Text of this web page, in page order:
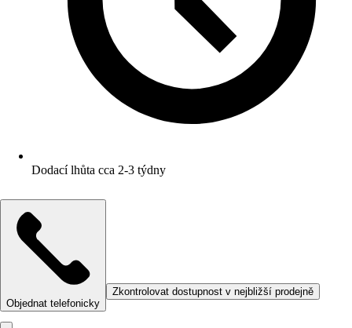
Dodací lhůta cca 2-3 týdny
Objednat telefonicky
Zkontrolovat dostupnost v nejbližší prodejně